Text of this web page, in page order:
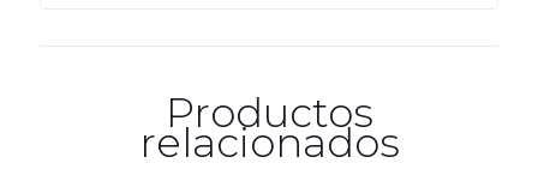
Productos
relacionados